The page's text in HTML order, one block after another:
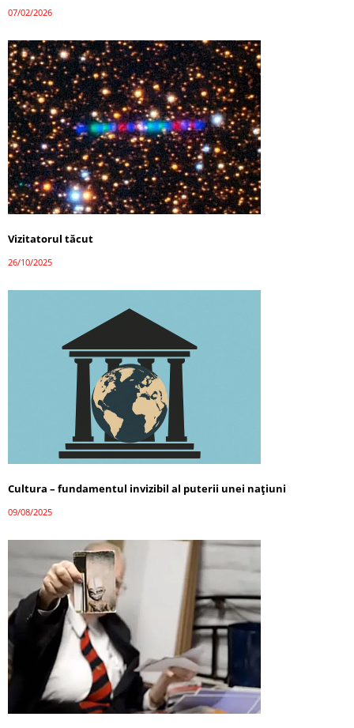
07/02/2026
Vizitatorul tăcut
26/10/2025
Cultura – fundamentul invizibil al puterii unei națiuni
09/08/2025